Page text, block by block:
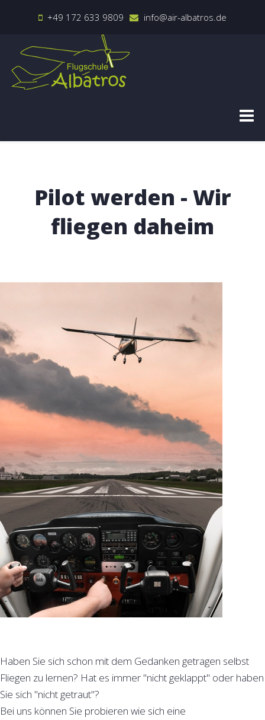
+49 172 633 9809 info@air-albatros.de
Pilot werden - Wir
fliegen daheim
Haben Sie sich schon mit dem Gedanken getragen selbst
Fliegen zu lernen? Hat es immer "nicht geklappt" oder haben
Sie sich "nicht getraut"?
Bei uns können Sie probieren wie sich eine